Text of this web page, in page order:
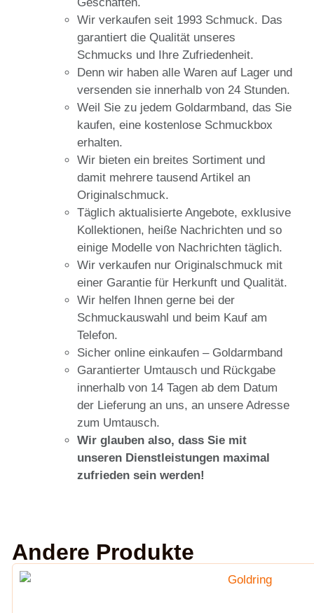
Wir verkaufen seit 1993 Schmuck. Das
garantiert die Qualität unseres
Schmucks und Ihre Zufriedenheit.
Denn wir haben alle Waren auf Lager und
versenden sie innerhalb von 24 Stunden.
Weil Sie zu jedem Goldarmband, das Sie
kaufen, eine kostenlose Schmuckbox
erhalten.
Wir bieten ein breites Sortiment und
damit mehrere tausend Artikel an
Originalschmuck.
Täglich aktualisierte Angebote, exklusive
Kollektionen, heiße Nachrichten und so
einige Modelle von Nachrichten täglich.
Wir verkaufen nur Originalschmuck mit
einer Garantie für Herkunft und Qualität.
Wir helfen Ihnen gerne bei der
Schmuckauswahl und beim Kauf am
Telefon.
Sicher online einkaufen – Goldarmband
Garantierter Umtausch und Rückgabe
innerhalb von 14 Tagen ab dem Datum
der Lieferung an uns, an unsere Adresse
zum Umtausch.
Wir glauben also, dass Sie mit
unseren Dienstleistungen maximal
zufrieden sein werden!
Andere Produkte